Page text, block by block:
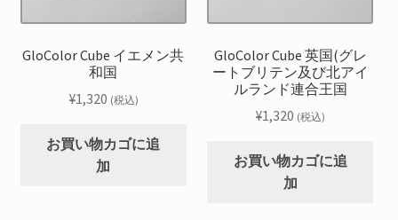
GloColor Cube イエメン共
和国
¥1,320 (税込)
お買い物カゴに追
加
GloColor Cube 英国(グレ
ートブリテン及び北アイ
ルランド連合王国
¥1,320 (税込)
お買い物カゴに追
加